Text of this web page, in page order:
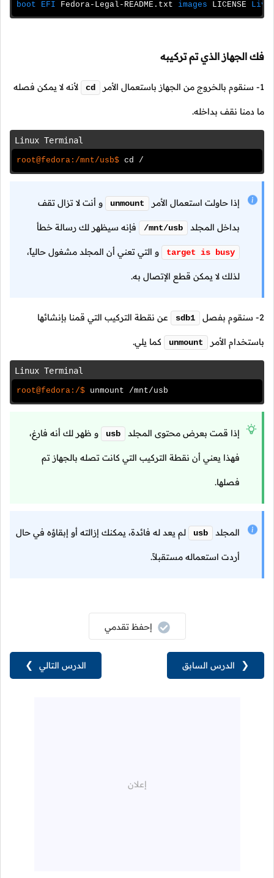
boot EFI Fedora-Legal-README.txt images LICENSE
فك الجهاز الذي تم تركيبه
1- سنقوم بالخروج من الجهاز باستعمال الأمر cd لأنه لا يمكن فصله
ما دمنا نقف بداخله.
Linux Terminal
root@fedora:/mnt/usb$ cd /
إذا حاولت استعمال الأمر unmount و أنت لا تزال تقف
بداخل المجلد /mnt/usb فإنه سيظهر لك رسالة خطأ
target is busy و التي تعني أن المجلد مشغول حالياً،
لذلك لا يمكن قطع الإتصال به.
2- سنقوم بفصل sdb1 عن نقطة التركيب التي قمنا بإنشائها
باستخدام الأمر unmount كما يلي.
Linux Terminal
root@fedora:/$ unmount /mnt/usb
إذا قمت بعرض محتوى المجلد usb و ظهر لك أنه فارغ،
فهذا يعني أن نقطة التركيب التي كانت تصله بالجهاز تم
فصلها.
المجلد usb لم يعد له فائدة، يمكنك إزالته أو إبقاؤه في حال
أردت استعماله مستقبلاً.
الدرس التالي ❯
إحفظ تقدمي
❮ الدرس السابق